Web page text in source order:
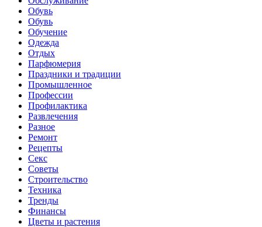
Обувь
Обувь
Обучение
Одежда
Отдых
Парфюмерия
Праздники и традиции
Промышленное
Профессии
Профилактика
Развлечения
Разное
Ремонт
Рецепты
Секс
Советы
Строительство
Техника
Тренды
Финансы
Цветы и растения